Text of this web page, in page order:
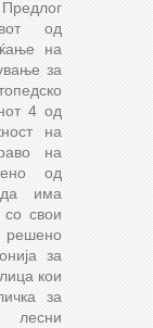
од
на
за
4 од
на
на
од
да има
свои
решено
за
кои
за